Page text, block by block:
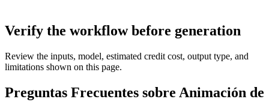
Verify the workflow before generation
Review the inputs, model, estimated credit cost, output type, and
limitations shown on this page.
Preguntas Frecuentes sobre Animación de